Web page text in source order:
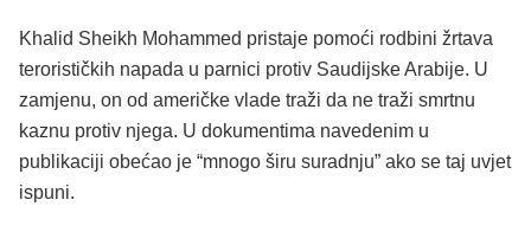
Khalid Sheikh Mohammed pristaje pomoći rodbini žrtava
terorističkih napada u parnici protiv Saudijske Arabije. U
zamjenu, on od američke vlade traži da ne traži smrtnu
kaznu protiv njega. U dokumentima navedenim u
publikaciji obećao je “mnogo širu suradnju” ako se taj uvjet
ispuni.